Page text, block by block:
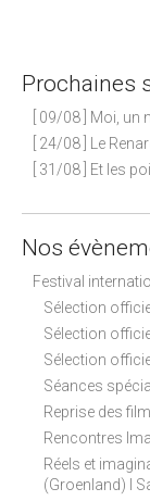
Prochaines
[ 09/08 ] Moi, un
[ 24/08 ] Le
[ 31/08 ] Et les
Nos
Festival
Sélection
Sélection
Sélection
Séances
Reprise des
Rencontres
Réels et
(Groenland) I